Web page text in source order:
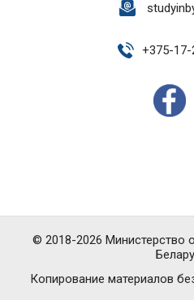
+375-
Копирование материалов
© 2018-2026 Министерство